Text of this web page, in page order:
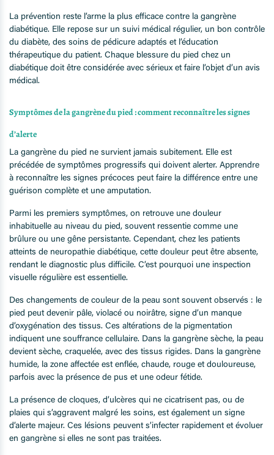
La prévention reste l’arme la plus efficace contre la gangrène
diabétique. Elle repose sur un suivi médical régulier, un bon contrôle
du diabète, des soins de pédicure adaptés et l’éducation
thérapeutique du patient. Chaque blessure du pied chez un
diabétique doit être considérée avec sérieux et faire l’objet d’un avis
médical.
Symptômes de la gangrène du pied : comment reconnaître les signes
d’alerte
La gangrène du pied ne survient jamais subitement. Elle est
précédée de symptômes progressifs qui doivent alerter. Apprendre
à reconnaître les signes précoces peut faire la différence entre une
guérison complète et une amputation.
Parmi les premiers symptômes, on retrouve une douleur
inhabituelle au niveau du pied, souvent ressentie comme une
brûlure ou une gêne persistante. Cependant, chez les patients
atteints de neuropathie diabétique, cette douleur peut être absente,
rendant le diagnostic plus difficile. C’est pourquoi une inspection
visuelle régulière est essentielle.
Des changements de couleur de la peau sont souvent observés : le
pied peut devenir pâle, violacé ou noirâtre, signe d’un manque
d’oxygénation des tissus. Ces altérations de la pigmentation
indiquent une souffrance cellulaire. Dans la gangrène sèche, la peau
devient sèche, craquelée, avec des tissus rigides. Dans la gangrène
humide, la zone affectée est enflée, chaude, rouge et douloureuse,
parfois avec la présence de pus et une odeur fétide.
La présence de cloques, d’ulcères qui ne cicatrisent pas, ou de
plaies qui s’aggravent malgré les soins, est également un signe
d’alerte majeur. Ces lésions peuvent s’infecter rapidement et évoluer
en gangrène si elles ne sont pas traitées.